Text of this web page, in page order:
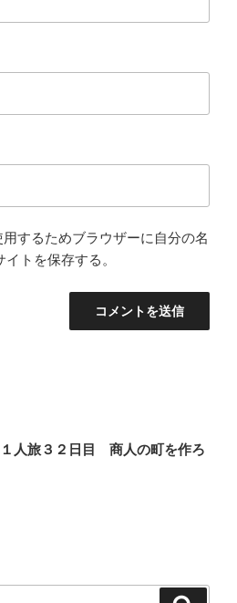
するためブラウザーに自分の名
トを保存する。
１人旅３２日目 商人の町を作ろ